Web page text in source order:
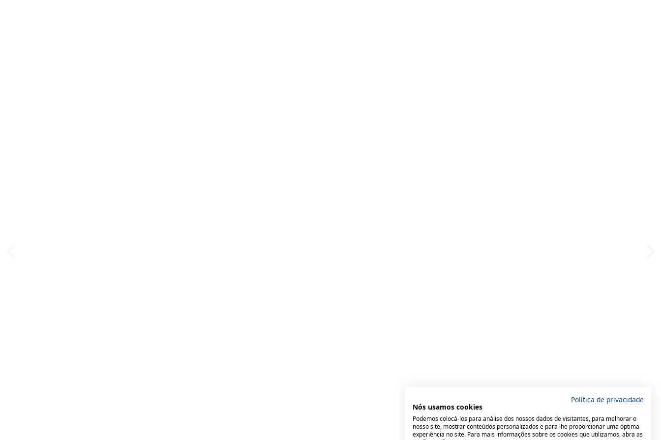
Política de privacidade
Nós usamos cookies
Podemos colocá-los para análise dos nossos dados de visitantes, para melhorar o
nosso site, mostrar conteúdos personalizados e para lhe proporcionar uma óptima
experiência no site. Para mais informações sobre os cookies que utilizamos, abra as